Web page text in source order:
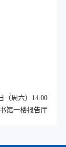
（周六） 14:00
馆一楼报告厅